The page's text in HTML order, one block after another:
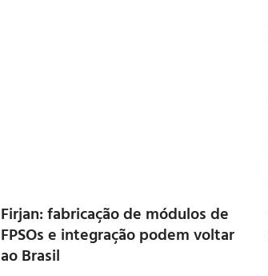
Firjan: fabricação de módulos de
FPSOs e integração podem voltar
ao Brasil